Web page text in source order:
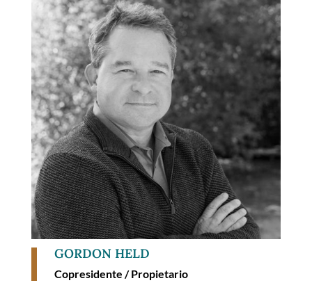
GORDON HELD
Copresidente / Propietario